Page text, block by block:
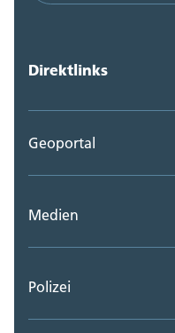
Direktlinks
Geoportal
Medien
Polizei